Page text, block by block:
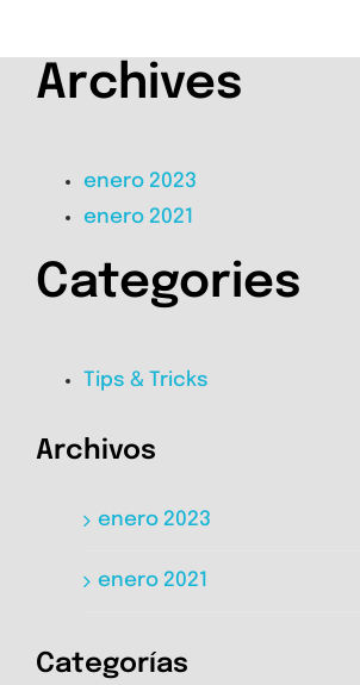
Archives
enero 2023
enero 2021
Categories
Tips & Tricks
Archivos
enero 2023
enero 2021
Categorías